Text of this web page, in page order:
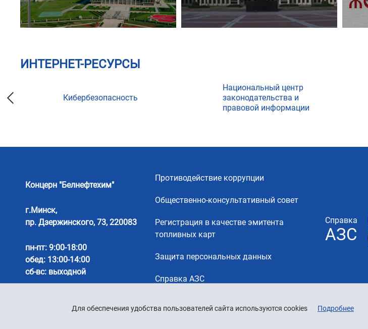
Для обеспечения удобства пользователей сайта используются cookies Подробнее
ИНТЕРНЕТ-РЕСУРСЫ
Кибербезопасность
Национальный центр
законодательства и
правовой информации
Концерн "Белнефтехим"
г.Минск,
пр. Дзержинского, 73, 220083
пн-пт: 9:00-18:00
обед: 13:00-14:00
сб-вс: выходной
Противодействие коррупции
Общественно-консультативный совет
Регистрация в качестве эмитента
топливных карт
Защита персональных данных
Справка АЗС
Справка
АЗС